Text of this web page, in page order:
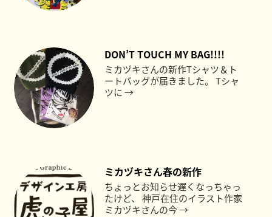
DON’T TOUCH MY BAG!!!!
ミカヅキさんの新作Tシャツ＆ト
ートバッグが届きました。 Tシャ
ツに →
ミカヅキさん春の新作
ちょっとお知らせ遅くなっちゃっ
たけど、 神戸在住のイラスト作家
ミカヅキさんの今 →